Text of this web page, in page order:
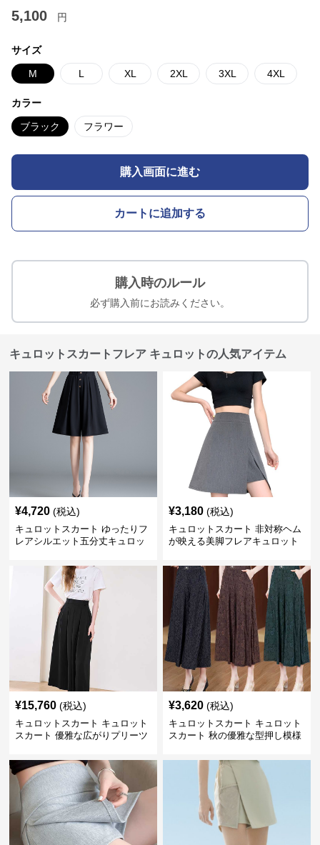
5,100 円
サイズ
M L XL 2XL 3XL 4XL
カラー
ブラック フラワー
購入画面に進む
カートに追加する
購入時のルール
必ず購入前にお読みください。
キュロットスカートフレア キュロットの人気アイテム
¥4,720 (税込)
キュロットスカート ゆったりフ
レアシルエット五分丈キュロッ
¥3,180 (税込)
キュロットスカート 非対称ヘム
が映える美脚フレアキュロット
¥15,760 (税込)
キュロットスカート キュロット
スカート 優雅な広がりプリーツ
¥3,620 (税込)
キュロットスカート キュロット
スカート 秋の優雅な型押し模様